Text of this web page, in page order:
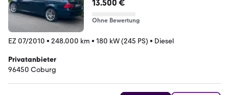
13.500 €
Ohne Bewertung
EZ 07/2010 • 248.000 km • 180 kW (245 PS) • Diesel
Privatanbieter
96450 Coburg